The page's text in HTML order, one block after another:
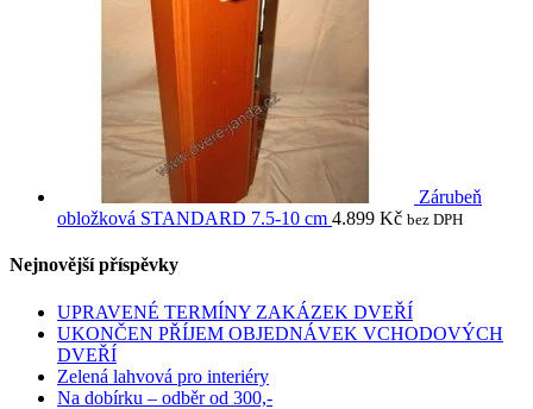
Zárubeň
obložková STANDARD 7.5-10 cm 4.899 Kč bez DPH
Nejnovější příspěvky
UPRAVENÉ TERMÍNY ZAKÁZEK DVEŘÍ
UKONČEN PŘÍJEM OBJEDNÁVEK VCHODOVÝCH
DVEŘÍ
Zelená lahvová pro interiéry
Na dobírku – odběr od 300,-